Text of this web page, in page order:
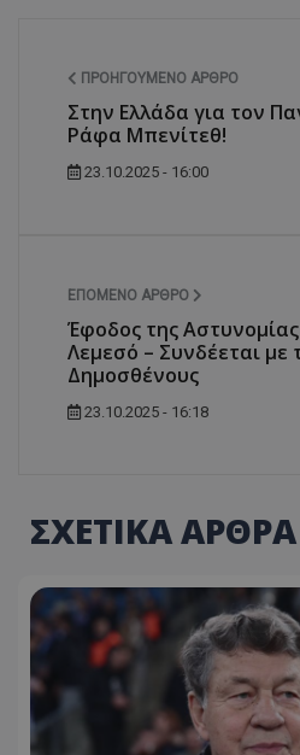
ΠΡΟΗΓΟΎΜΕΝΟ ΆΡΘΡΟ
Στην Ελλάδα για τον
Ράφα Μπενίτεθ!
23.10.2025 - 16:00
ΕΠΌΜΕΝΟ ΆΡΘΡΟ
Έφοδος της
Λεμεσό – Συνδέεται με
Δημοσθένους
23.10.2025 - 16:18
ΣΧΕΤΙΚΑ ΑΡΘΡΑ